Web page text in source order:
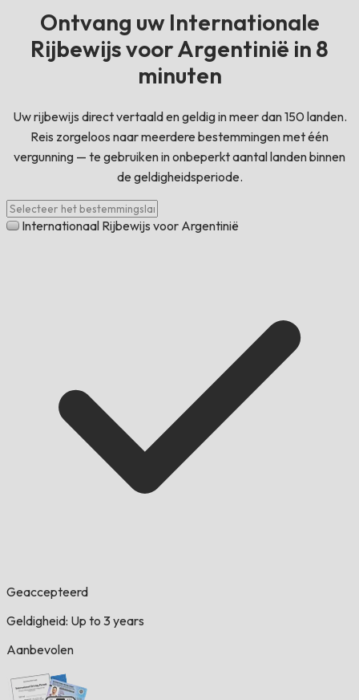
Ontvang uw Internationale
Rijbewijs voor Argentinië in 8
minuten
Uw rijbewijs direct vertaald en geldig in meer dan 150 landen.
Reis zorgeloos naar meerdere bestemmingen met één
vergunning — te gebruiken in onbeperkt aantal landen binnen
de geldigheidsperiode.
Internationaal Rijbewijs voor Argentinië
Geaccepteerd
Geldigheid: Up to 3 years
Aanbevolen